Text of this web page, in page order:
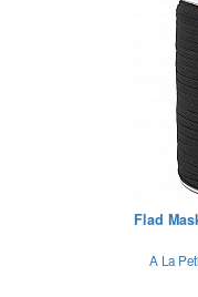
Flad
A La